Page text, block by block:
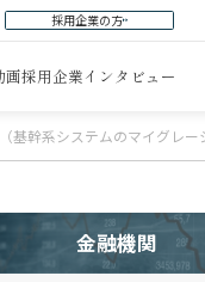
採用企業の方
画採用企業インタビュー
基幹系システムのマイグレー
金融機関